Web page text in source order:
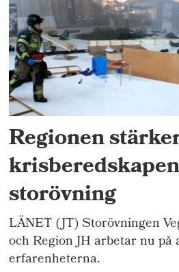
Regionen
storövning
LÄNET (JT) Storövningen
och Region JH arbetar nu
erfarenheterna.